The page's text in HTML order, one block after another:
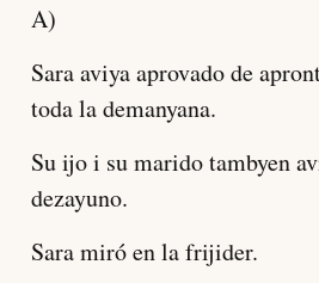
A)
Sara aviya aprovado de
toda la demanyana.
Su ijo i su marido tambyen
dezayuno.
Sara miró en la frijider.